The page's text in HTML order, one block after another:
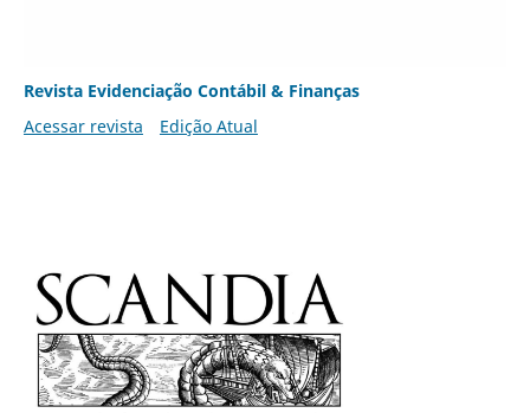
Revista Evidenciação Contábil & Finanças
Acessar revista
Edição Atual